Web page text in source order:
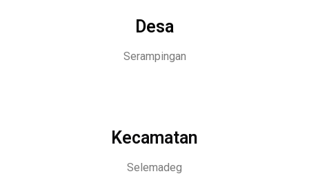
Desa
Serampingan
Kecamatan
Selemadeg